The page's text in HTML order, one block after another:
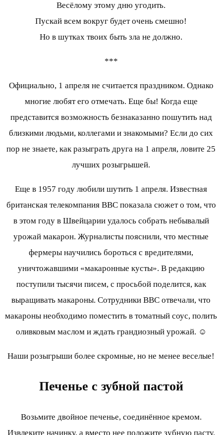
Весёлому этому дню угодить.
Пускай всем вокруг будет очень смешно!
Но в шутках твоих быть зла не должно.
***
Официально, 1 апреля не считается праздником. Однако
многие любят его отмечать. Еще бы! Когда еще
представится возможность безнаказанно пошутить над
близкими людьми, коллегами и знакомыми? Если до сих
пор не знаете, как разыграть друга на 1 апреля, ловите 25
лучших розыгрышей.
Еще в 1957 году любили шутить 1 апреля. Известная
британская телекомпания ВВС показала сюжет о том, что
в этом году в Швейцарии удалось собрать небывалый
урожай макарон. Журналисты пояснили, что местные
фермеры научились бороться с вредителями,
уничтожавшими «макаронные кусты». В редакцию
поступили тысячи писем, с просьбой поделится, как
выращивать макароны. Сотрудники ВВС отвечали, что
макароны необходимо поместить в томатный соус, полить
оливковым маслом и ждать грандиозный урожай. ☺
Наши розыгрыши более скромные, но не менее веселые!
Печенье с зубной пастой
Возьмите двойное печенье, соединённое кремом.
Извлеките начинку, а вместо нее положите зубную пасту.